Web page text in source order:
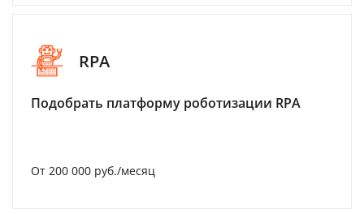
RPA
Подобрать платформу роботизации RPA
От 200 000 руб./месяц